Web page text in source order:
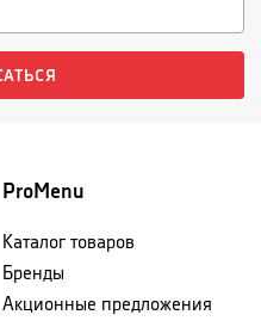
ProMenu
Каталог товаров
Бренды
Акционные предложения